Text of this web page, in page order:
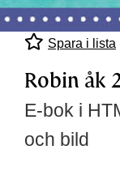
Spara i lista
Robin åk
E-bok i
och bild